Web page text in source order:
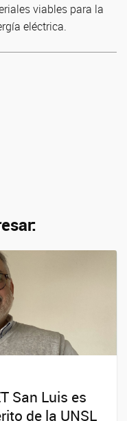
viables para la
eléctrica.
Twitter
San Luis es
de la UNSL